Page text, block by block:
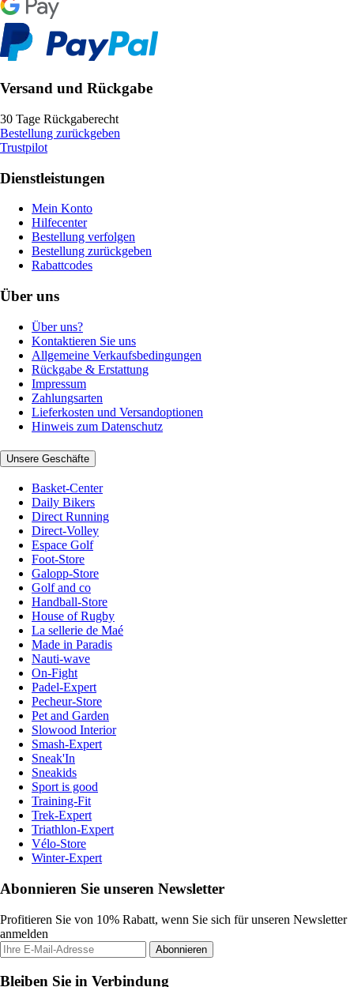
Versand und Rückgabe
30 Tage Rückgaberecht
Bestellung zurückgeben
Trustpilot
Dienstleistungen
Mein Konto
Hilfecenter
Bestellung verfolgen
Bestellung zurückgeben
Rabattcodes
Über uns
Über uns?
Kontaktieren Sie uns
Allgemeine Verkaufsbedingungen
Rückgabe & Erstattung
Impressum
Zahlungsarten
Lieferkosten und Versandoptionen
Hinweis zum Datenschutz
Unsere Geschäfte
Basket-Center
Daily Bikers
Direct Running
Direct-Volley
Espace Golf
Foot-Store
Galopp-Store
Golf and co
Handball-Store
House of Rugby
La sellerie de Maé
Made in Paradis
Nauti-wave
On-Fight
Padel-Expert
Pecheur-Store
Pet and Garden
Slowood Interior
Smash-Expert
Sneak'In
Sneakids
Sport is good
Training-Fit
Trek-Expert
Triathlon-Expert
Vélo-Store
Winter-Expert
Abonnieren Sie unseren Newsletter
Profitieren Sie von 10% Rabatt, wenn Sie sich für unseren Newsletter
anmelden
Abonnieren
Bleiben Sie in Verbindung